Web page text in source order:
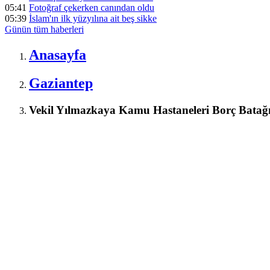
05:41 Fotoğraf çekerken canından oldu
05:39 İslam'ın ilk yüzyılına ait beş sikke
Günün tüm haberleri
Anasayfa
Gaziantep
Vekil Yılmazkaya Kamu Hastaneleri Borç